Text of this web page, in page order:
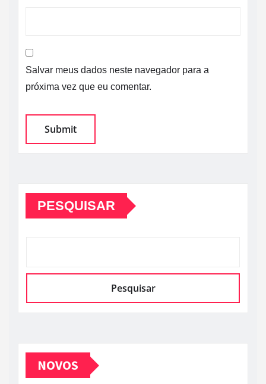
Salvar meus dados neste navegador para a
próxima vez que eu comentar.
PESQUISAR
Pesquisar
NOVOS